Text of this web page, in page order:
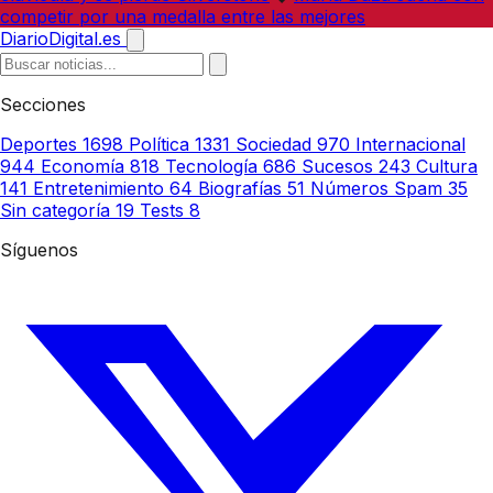
competir por una medalla entre las mejores
DiarioDigital.es
Secciones
Deportes 1698 Política 1331 Sociedad 970 Internacional
944 Economía 818 Tecnología 686 Sucesos 243 Cultura
141 Entretenimiento 64 Biografías 51 Números Spam 35
Sin categoría 19 Tests 8
Síguenos